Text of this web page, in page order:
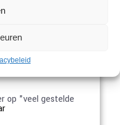
op "veel gestelde